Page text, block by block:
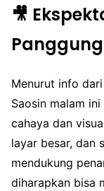
🎥
Panggung
Menurut info
Saosin malam
cahaya dan
layar besar, dan
mendukung
diharapkan bisa